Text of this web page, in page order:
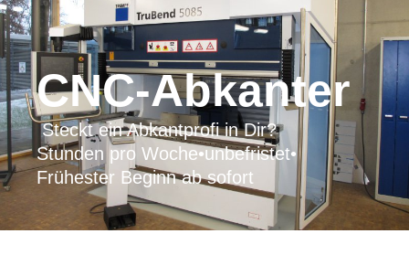
CNC-Abkanter
Steckt ein Abkantprofi in Dir?
Stunden pro Woche•unbefristet•
Frühester Beginn ab sofort